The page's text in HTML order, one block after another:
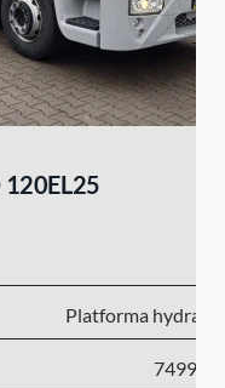
120EL25
Platforma
7499-